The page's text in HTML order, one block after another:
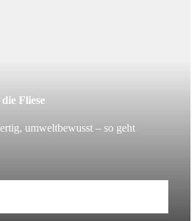
Fliese
umweltbewusst – so geht